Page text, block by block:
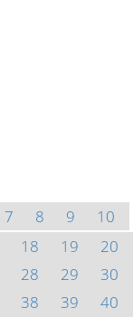
7 8 9
10
18 19
20
28 29
30
38 39
40